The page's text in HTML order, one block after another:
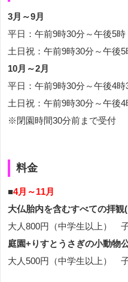
3月～9月
平日：午前9時30分～午後5時
土日祝：午前9時30分～午後5
10月～2月
平日：午前9時30分～午後4時
土日祝：午前9時30分～午後4
※閉園時間30分前まで受付
料金
■4月～11月
大仏胎内を含むすべての拝
大人800円（中学生以上）
庭園+りすとうさぎの小動物
大人500円（中学生以上）